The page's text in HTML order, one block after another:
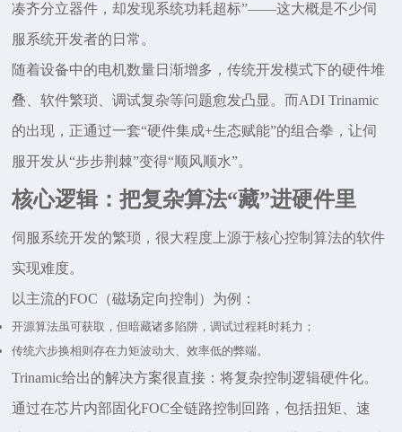
凑齐分立器件，却发现系统功耗超标”——这大概是不少伺
服系统开发者的日常。
随着设备中的电机数量日渐增多，传统开发模式下的硬件堆
叠、软件繁琐、调试复杂等问题愈发凸显。而ADI Trinamic
的出现，正通过一套“硬件集成+生态赋能”的组合拳，让伺
服开发从“步步荆棘”变得“顺风顺水”。
核心逻辑：把复杂算法“藏”进硬件里
伺服系统开发的繁琐，很大程度上源于核心控制算法的软件
实现难度。
以主流的FOC（磁场定向控制）为例：
开源算法虽可获取，但暗藏诸多陷阱，调试过程耗时耗力；
传统六步换相则存在力矩波动大、效率低的弊端。
Trinamic给出的解决方案很直接：将复杂控制逻辑硬件化。
通过在芯片内部固化FOC全链路控制回路，包括扭矩、速